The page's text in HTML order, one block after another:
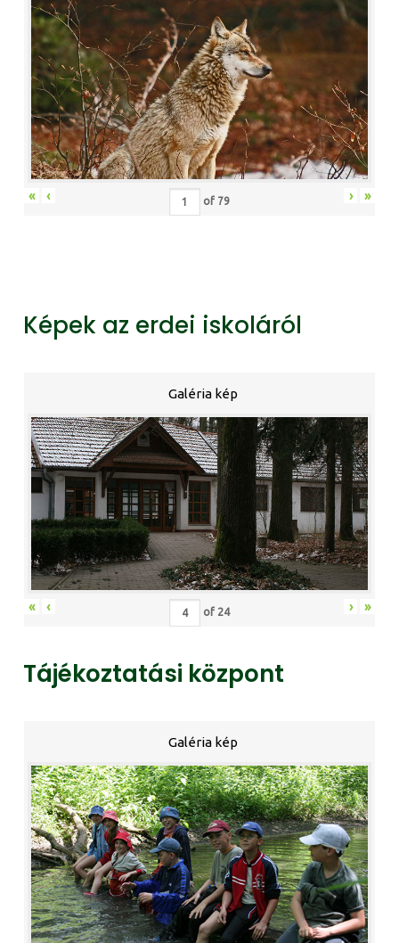
« ‹ of 79 › »
Képek az erdei iskoláról
Galéria kép
« ‹ of 24 › »
Tájékoztatási központ
Galéria kép